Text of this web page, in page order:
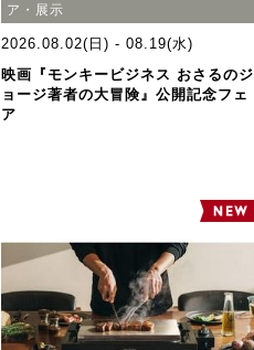
ア・展示
2026.08.02(日) - 08.19(水)
映画『モンキービジネス おさるのジ
ョージ著者の大冒険』公開記念フェ
ア